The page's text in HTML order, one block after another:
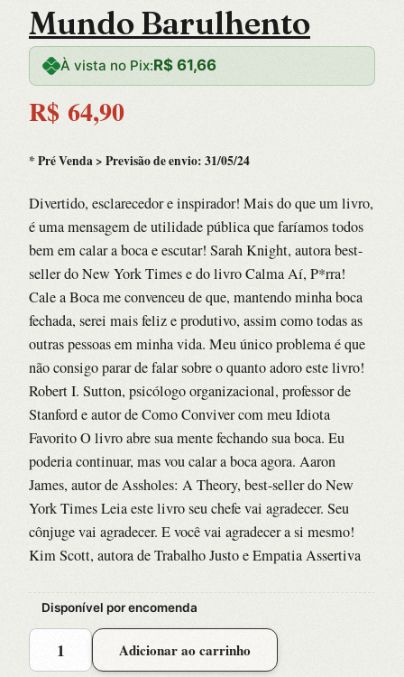
Mundo Barulhento
À vista no Pix:R$ 61,66
R$ 64,90
* Pré Venda > Previsão de envio: 31/05/24
Divertido, esclarecedor e inspirador! Mais do que um livro,
é uma mensagem de utilidade pública que faríamos todos
bem em calar a boca e escutar! Sarah Knight, autora best-
seller do New York Times e do livro Calma Aí, P*rra!
Cale a Boca me convenceu de que, mantendo minha boca
fechada, serei mais feliz e produtivo, assim como todas as
outras pessoas em minha vida. Meu único problema é que
não consigo parar de falar sobre o quanto adoro este livro!
Robert I. Sutton, psicólogo organizacional, professor de
Stanford e autor de Como Conviver com meu Idiota
Favorito O livro abre sua mente fechando sua boca. Eu
poderia continuar, mas vou calar a boca agora. Aaron
James, autor de Assholes: A Theory, best-seller do New
York Times Leia este livro seu chefe vai agradecer. Seu
cônjuge vai agradecer. E você vai agradecer a si mesmo!
Kim Scott, autora de Trabalho Justo e Empatia Assertiva
Disponível por encomenda
Cale
Adicionar ao carrinho